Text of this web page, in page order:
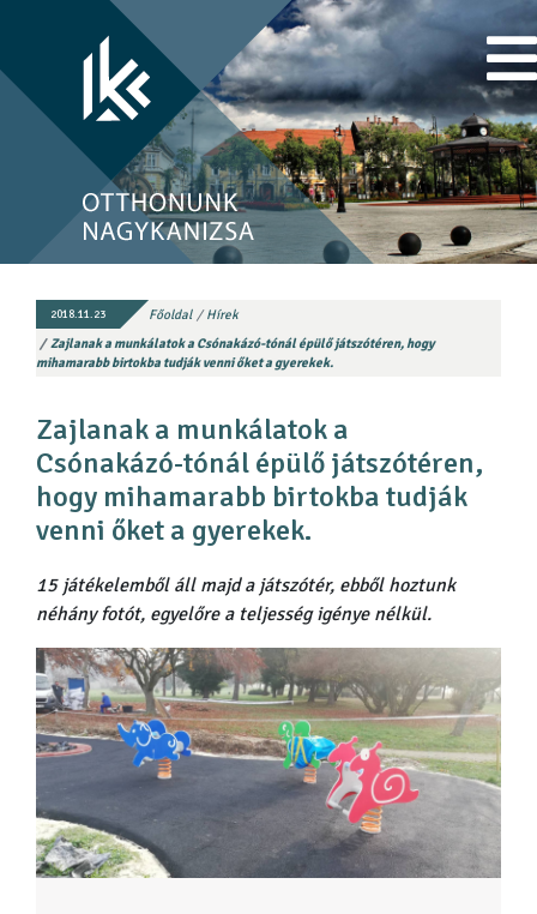
2018.11.23 Főoldal
Hírek
Zajlanak a munkálatok a Csónakázó-tónál épülő játszótéren, hogy
mihamarabb birtokba tudják venni őket a gyerekek.
Zajlanak a munkálatok a
Csónakázó-tónál épülő játszótéren,
hogy mihamarabb birtokba tudják
venni őket a gyerekek.
15 játékelemből áll majd a játszótér, ebből hoztunk
néhány fotót, egyelőre a teljesség igénye nélkül.